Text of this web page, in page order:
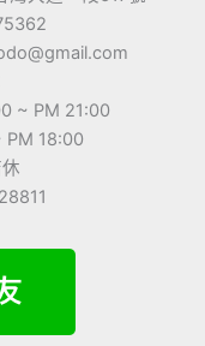
~ PM 21:00
PM 18:00